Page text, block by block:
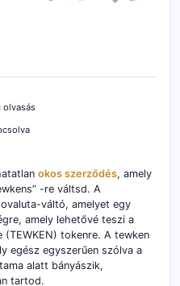
olvasás
okos szerződés, amely
-re váltsd. A
váltó, amelyet egy
amely lehetővé teszi a
(TEWKEN) tokenre. A tewken
egész egyszerűen szólva a
alatt bányászik,
tartod.